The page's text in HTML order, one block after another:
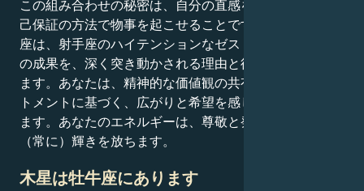
この組み合わせの秘密は、自分の直感を信じ、静かな自
己保証の方法で物事を起こせることです。あなたの牡羊
座は、射手座のハイテンションなゼスト・トゥ・ゼスト
の成果を、深く突き動かされる理由と後押しで手に入れ
ます。あなたは、精神的な価値観の共有と激しいコミッ
トメントに基づく、広がりと希望を感じる関係に惹かれ
ます。あなたのエネルギーは、尊敬と発見の環境の中で
（常に）輝きを放ちます。
木星は牡牛座にあります